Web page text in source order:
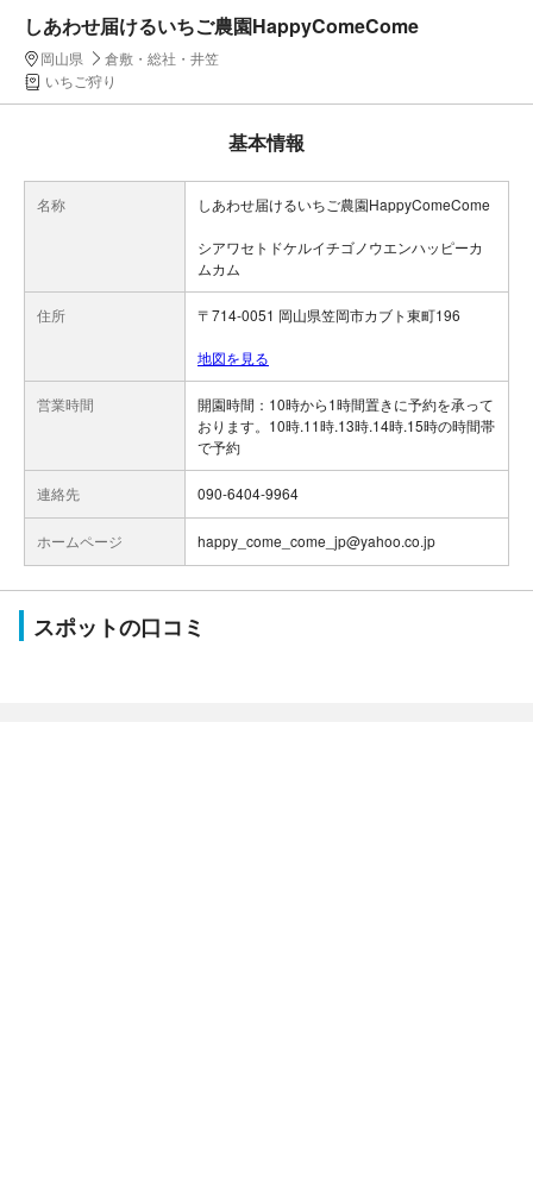
しあわせ届けるいちご農園HappyComeCome
岡山県
倉敷・総社・井笠
いちご狩り
基本情報
名称 しあわせ届けるいちご農園HappyComeCome
シアワセトドケルイチゴノウエンハッピーカ
ムカム
住所 〒714-0051 岡山県笠岡市カブト東町196
地図を見る
営業時間
開園時間：10時から1時間置きに予約を承って
おります。10時.11時.13時.14時.15時の時間帯
連絡先 090-6404-9964
ホームページ happy_come_come_jp@yahoo.co.jp
スポットの口コミ